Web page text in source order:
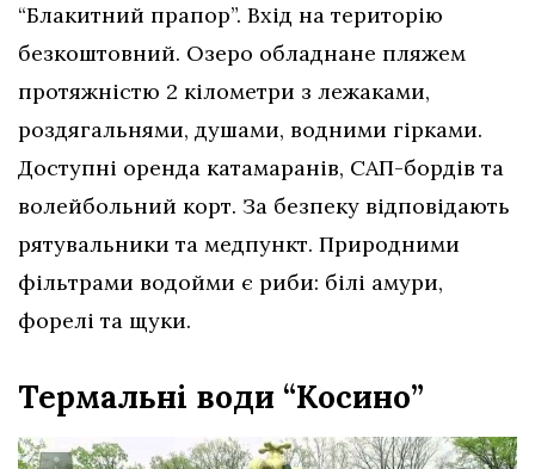
“Блакитний прапор”. Вхід на територію
безкоштовний. Озеро обладнане пляжем
протяжністю 2 кілометри з лежаками,
роздягальнями, душами, водними гірками.
Доступні оренда катамаранів, САП-бордів та
волейбольний корт. За безпеку відповідають
рятувальники та медпункт. Природними
фільтрами водойми є риби: білі амури,
форелі та щуки.
Термальні води “Косино”